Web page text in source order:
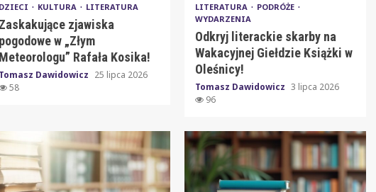
DZIECI KULTURA LITERATURA
Zaskakujące zjawiska
pogodowe w „Złym
Meteorologu” Rafała Kosika!
Tomasz Dawidowicz 25 lipca 2026
58
LITERATURA
PODRÓŻE
WYDARZENIA
Odkryj literackie skarby na
Wakacyjnej Giełdzie Książki w
Oleśnicy!
Tomasz Dawidowicz 3 lipca 2026
96